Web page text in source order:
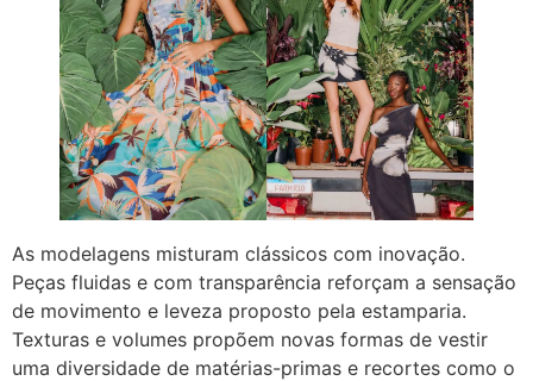
As modelagens misturam clássicos com inovação.
Peças fluidas e com transparência reforçam a sensação
de movimento e leveza proposto pela estamparia.
Texturas e volumes propõem novas formas de vestir
uma diversidade de matérias-primas e recortes como o